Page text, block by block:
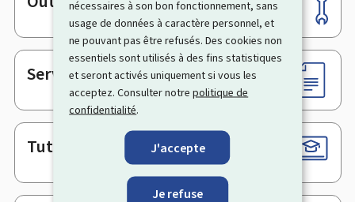
nécessaires à son bon fonctionnement, sans
usage de données à caractère personnel, et
ne pouvant pas être refusés. Des cookies non
essentiels sont utilisés à des fins statistiques
et seront activés uniquement si vous les
acceptez. Consulter notrepolitique de
confidentialité.
J'accepte
Je refuse
Pied
de
page
Services en ligne & Formulaires
Tutoriels